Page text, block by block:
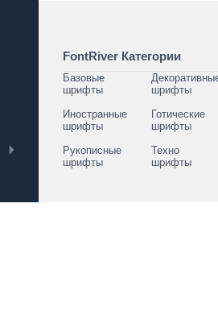
FontRiver Категории
Базовые
шрифты
шрифты
Иностранные
шрифты
Готические
шрифты
Рукописные
шрифты
Техно
шрифты